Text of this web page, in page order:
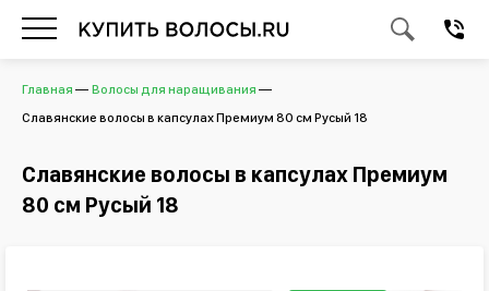
Главная
Волосы для наращивания
Славянские волосы в капсулах Премиум 80 см Русый 18
Славянские волосы в капсулах Премиум
80 см Русый 18